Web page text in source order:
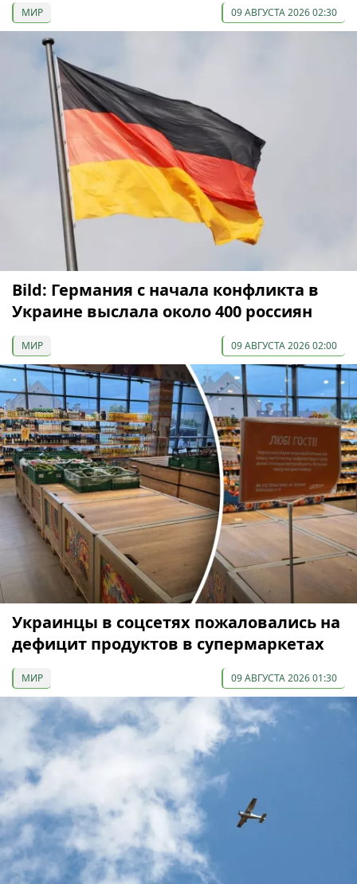
МИР 09 АВГУСТА 2026 02:30
Bild: Германия с начала конфликта в
Украине выслала около 400 россиян
МИР 09 АВГУСТА 2026 02:00
Украинцы в соцсетях пожаловались на
дефицит продуктов в супермаркетах
МИР 09 АВГУСТА 2026 01:30